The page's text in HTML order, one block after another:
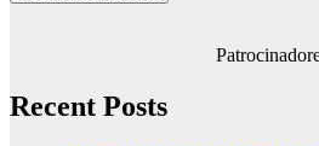
Recent Posts